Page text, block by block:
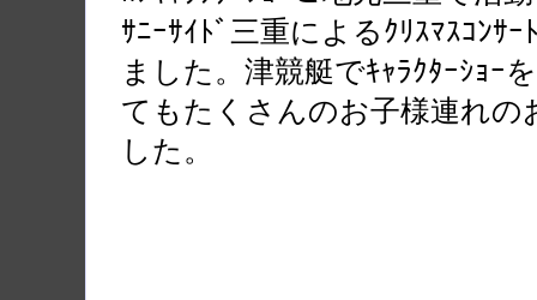
ｻﾆｰｻｲﾄﾞ三重によるｸﾘｽﾏｽｺﾝｻ
ました。津競艇でｷｬﾗｸﾀｰｼｮｰ
てもたくさんのお子様連れの
した。